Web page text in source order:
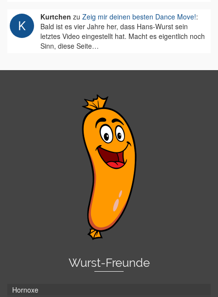
Kurtchen zu Zeig mir deinen besten Dance Move!:
Bald ist es vier Jahre her, dass Hans-Wurst sein
letztes Video eingestellt hat. Macht es eigentlich noch
Sinn, diese Seite…
Wurst-Freunde
Hornoxe